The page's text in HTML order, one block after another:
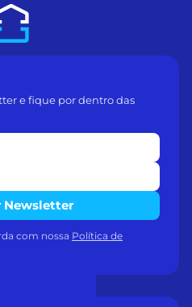
e fique por dentro das
Newsletter
com nossa Política de